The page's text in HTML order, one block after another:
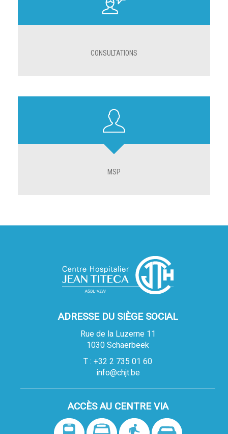
CONSULTATIONS
MSP
ADRESSE DU SIÈGE SOCIAL
Rue de la Luzerne 11
1030 Schaerbeek
T : +32 2 735 01 60
info@chjt.be
ACCÈS AU CENTRE VIA